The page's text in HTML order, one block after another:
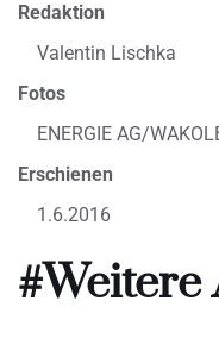
Redaktion
Valentin Lischka
Fotos
ENERGIE AG/
Erschienen
1.6.2016
#Weitere